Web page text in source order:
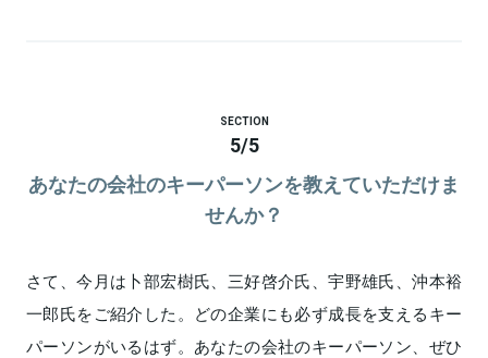
SECTION
5/5
あなたの会社のキーパーソンを教えていただけま
せんか？
さて、今月は卜部宏樹氏、三好啓介氏、宇野雄氏、沖本裕
一郎氏をご紹介した。どの企業にも必ず成長を支えるキー
パーソンがいるはず。あなたの会社のキーパーソン、ぜひ